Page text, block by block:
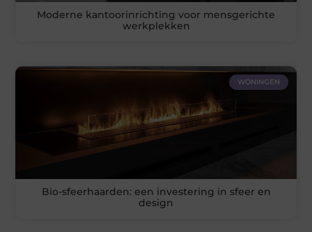
Moderne kantoorinrichting voor mensgerichte
werkplekken
WONINGEN
Bio-sfeerhaarden: een investering in sfeer en
design